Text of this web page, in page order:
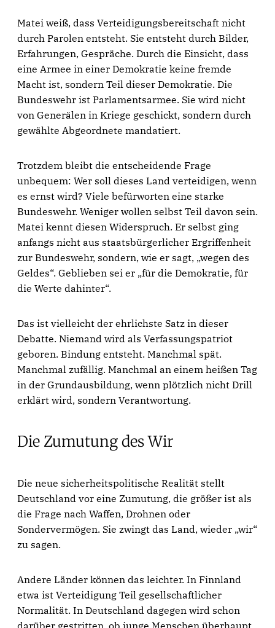
Matei weiß, dass Verteidigungsbereitschaft nicht
durch Parolen entsteht. Sie entsteht durch Bilder,
Erfahrungen, Gespräche. Durch die Einsicht, dass
eine Armee in einer Demokratie keine fremde
Macht ist, sondern Teil dieser Demokratie. Die
Bundeswehr ist Parlamentsarmee. Sie wird nicht
von Generälen in Kriege geschickt, sondern durch
gewählte Abgeordnete mandatiert.
Trotzdem bleibt die entscheidende Frage
unbequem: Wer soll dieses Land verteidigen, wenn
es ernst wird? Viele befürworten eine starke
Bundeswehr. Weniger wollen selbst Teil davon sein.
Matei kennt diesen Widerspruch. Er selbst ging
anfangs nicht aus staatsbürgerlicher Ergriffenheit
zur Bundeswehr, sondern, wie er sagt, „wegen des
Geldes“. Geblieben sei er „für die Demokratie, für
die Werte dahinter“.
Das ist vielleicht der ehrlichste Satz in dieser
Debatte. Niemand wird als Verfassungspatriot
geboren. Bindung entsteht. Manchmal spät.
Manchmal zufällig. Manchmal an einem heißen Tag
in der Grundausbildung, wenn plötzlich nicht Drill
erklärt wird, sondern Verantwortung.
Die Zumutung des Wir
Die neue sicherheitspolitische Realität stellt
Deutschland vor eine Zumutung, die größer ist als
die Frage nach Waffen, Drohnen oder
Sondervermögen. Sie zwingt das Land, wieder „wir“
zu sagen.
Andere Länder können das leichter. In Finnland
etwa ist Verteidigung Teil gesellschaftlicher
Normalität. In Deutschland dagegen wird schon
darüber gestritten, ob junge Menschen überhaupt